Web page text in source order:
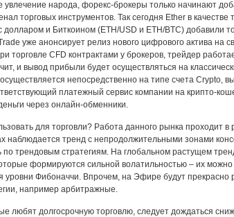
увлечение народа, форекс-брокеры только начинают
торговых инструментов. Так сегодня Ether в качестве
долларом и Биткоином (ETH/USD и ETH/BTC) добавили
уже анонсирует релиз нового цифрового актива на
торговле CFD контрактами у брокеров, трейдер
и вывод прибыли будет осуществляться на
непосредственно на типе счета Crypto,
платежный сервис компании на крипто-
через онлайн-обменники.
для торговли? Работа данного рынка проходит
наблюдается тренд с непродолжительными зонами
по трендовым стратегиям. На глобальном растущем
формируются сильной волатильностью – их
уровни Фибоначчи. Впрочем, на Эфире будут прекрасно
например арбитражные.
любят долгосрочную торговлю, следует дождаться